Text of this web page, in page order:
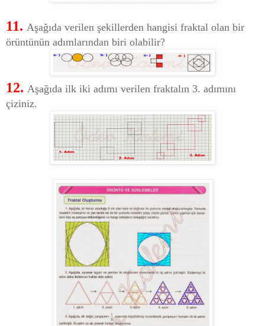
11. Aşağıda verilen şekillerden hangisi fraktal olan bir
örüntünün adımlarından biri olabilir?
12. Aşağıda ilk iki adımı verilen fraktalın 3. adımını
çiziniz.